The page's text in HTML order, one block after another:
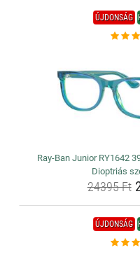
ÚJDONSÁG
Ray-Ban Junior RY1642
Dioptriás
24395 Ft
ÚJDONSÁG